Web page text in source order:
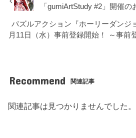
「gumiArtStudy #2」開催の
パズルアクション『ホーリーダンジ
月11日（水）事前登録開始！ ～事前
Recommend 関連記事
関連記事は見つかりませんでした。